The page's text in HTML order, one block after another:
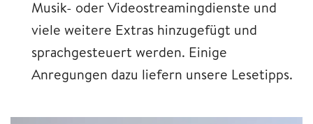
Musik- oder Videostreamingdienste und
viele weitere Extras hinzugefügt und
sprachgesteuert werden. Einige
Anregungen dazu liefern unsere Lesetipps.